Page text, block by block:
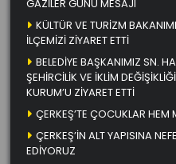
GAZİLER GÜNÜ MESAJI
KÜLTÜR VE TURİZM
İLÇEMİZİ ZİYARET ETTİ
BELEDİYE BAŞKANIMIZ SN.
ŞEHİRCİLİK VE İKLİM
KURUM’U ZİYARET ETTİ
ÇERKEŞ’TE ÇOCUKLAR HEM
ÇERKEŞ’İN ALT YAPISINA
EDİYORUZ